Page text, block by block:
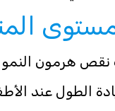
نقص هرمون
الطول عند